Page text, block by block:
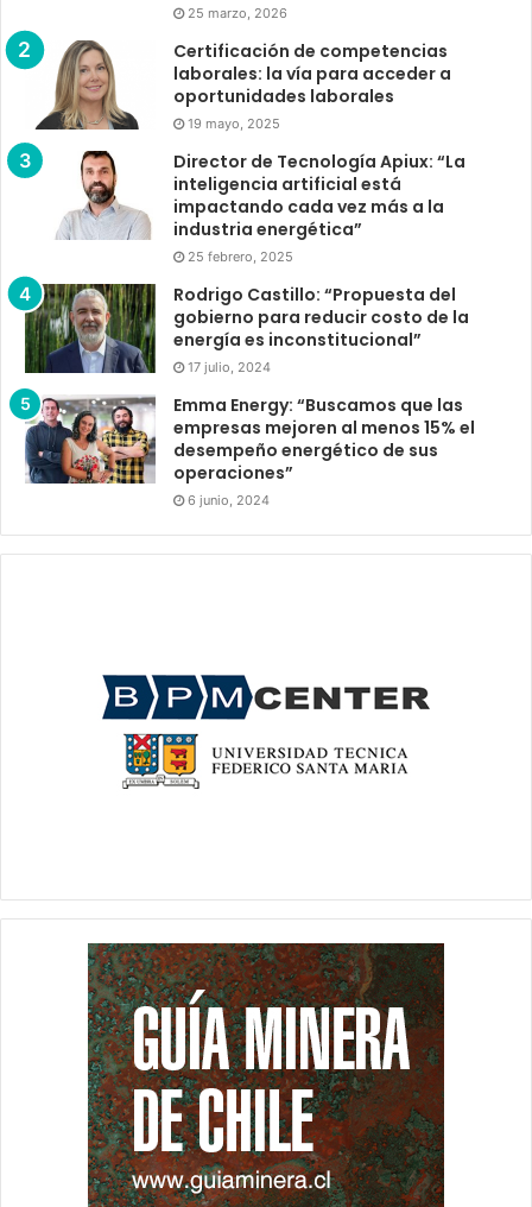
25 marzo, 2026
Certificación de competencias
laborales: la vía para acceder a
oportunidades laborales
19 mayo, 2025
Director de Tecnología Apiux: “La
inteligencia artificial está
impactando cada vez más a la
industria energética”
25 febrero, 2025
Rodrigo Castillo: “Propuesta del
gobierno para reducir costo de la
energía es inconstitucional”
17 julio, 2024
Emma Energy: “Buscamos que las
empresas mejoren al menos 15% el
desempeño energético de sus
operaciones”
6 junio, 2024